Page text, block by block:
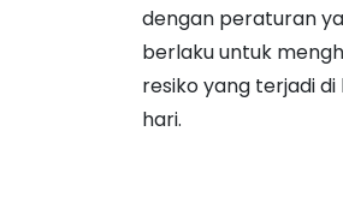
dengan peraturan
berlaku untuk
resiko yang terjadi di
hari.